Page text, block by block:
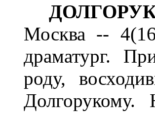
Москва --
драматург.
роду,
Долгорукому.